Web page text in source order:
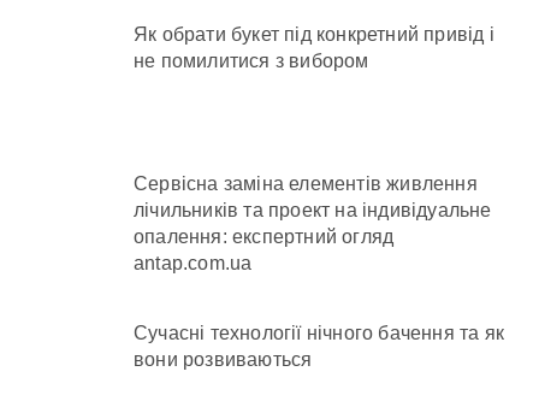
Як обрати букет під конкретний привід і
не помилитися з вибором
Сервісна заміна елементів живлення
лічильників та проект на індивідуальне
опалення: експертний огляд
antap.com.ua
Сучасні технології нічного бачення та як
вони розвиваються